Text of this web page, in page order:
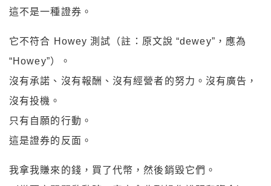
這不是一種證券。
它不符合 Howey 測試（註：原文說 “dewey”，應為
“Howey”）。
沒有承諾、沒有報酬、沒有經營者的努力。沒有廣告，
沒有投機。
只有自願的行動。
這是證券的反面。
我拿我賺來的錢，買了代幣，然後銷毀它們。